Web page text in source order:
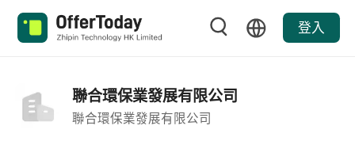
登入
聯合環保業發展有限公司
聯合環保業發展有限公司